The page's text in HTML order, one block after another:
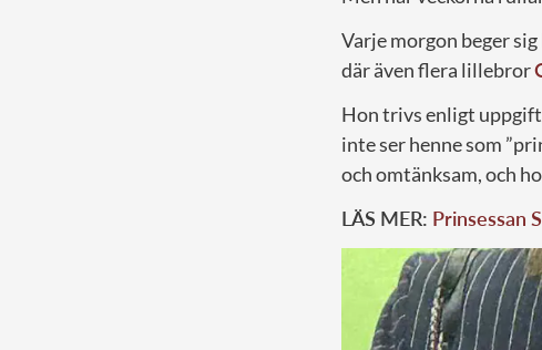
Varje morgon beger
där även flera lillebror
Hon trivs enligt uppgift
inte ser henne som
och omtänksam, och
LÄS MER: Prinsessan